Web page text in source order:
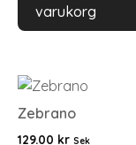
varukorg
Zebrano
129.00 kr Sek